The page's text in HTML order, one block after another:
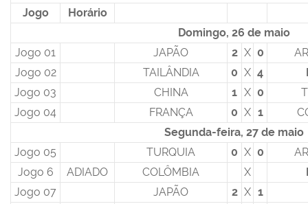
Jogo
Horário
Domingo, 26 de maio
Jogo 01
JAPÃO 2 X 0
Jogo 02
TAILÂNDIA 0 X 4
Jogo 03
CHINA 1 X 0
Jogo 04
FRANÇA 0 X 1
Segunda-feira, 27 de maio
Jogo 05
TURQUIA 0 X 0
Jogo 6
ADIADO COLÔMBIA X
Jogo 07
JAPÃO 2 X 1